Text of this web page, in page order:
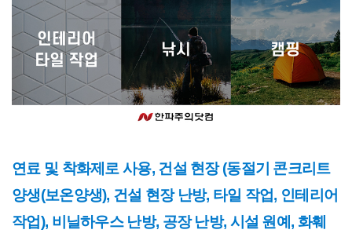
연료 및 착화제로 사용, 건설 현장 (동절기 콘크리트
양생(보온양생), 건설 현장 난방, 타일 작업, 인테리어
작업), 비닐하우스 난방, 공장 난방, 시설 원예, 화훼